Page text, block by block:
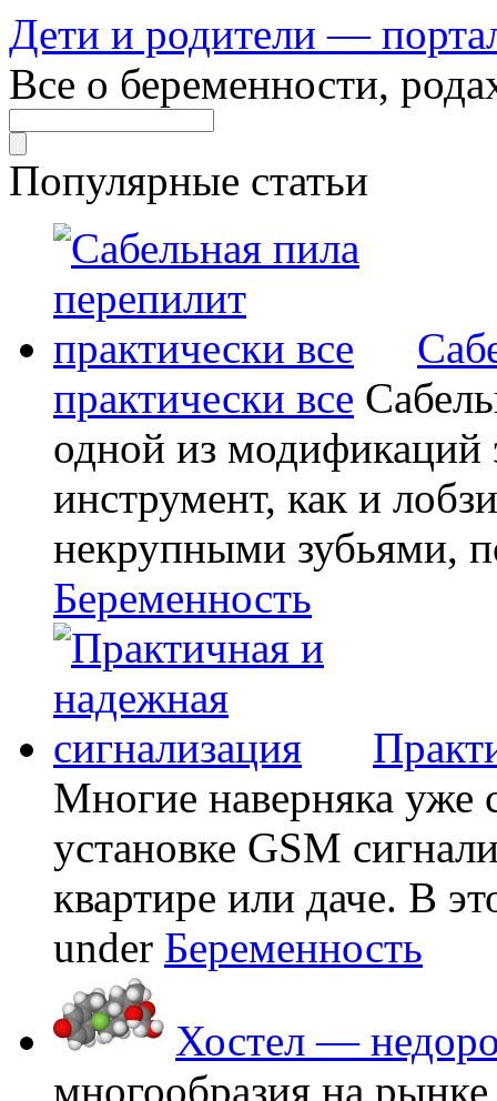
Дети и родители —
Все о беременности,
Популярные статьи
практически все
одной из модификаций
инструмент, как и
некрупными зубьями,
Беременность
Многие наверняка уже
установке GSM
квартире или даче. В
under Беременность
Хостел —
многообразия на